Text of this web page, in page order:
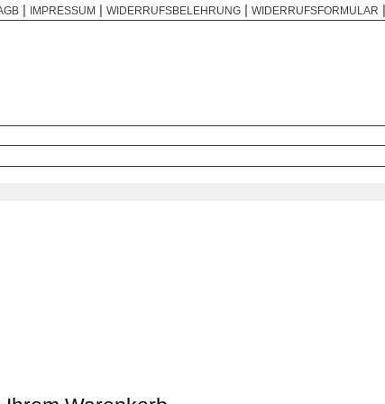
IMPRESSUM |WIDERRUFSBELEHRUNG |WIDERRUFSFORMULAR